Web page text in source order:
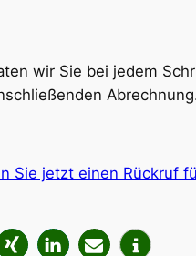
wir Sie bei jedem
Sie jetzt einen Rückruf